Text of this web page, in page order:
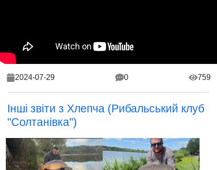
2024-07-29 0 759
Інші звіти з Хлепча (Рибальський клуб
"Солтанівка")